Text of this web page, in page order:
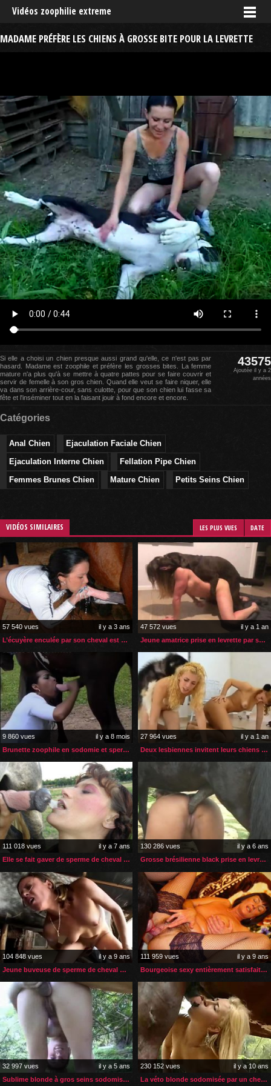
Vidéos zoophilie extreme
MADAME PRÉFÈRE LES CHIENS À GROSSE BITE POUR LA LEVRETTE
Si elle a choisi un chien presque aussi grand qu'elle, ce n'est pas par
hasard. Madame est zoophile et préfère les grosses bites. La femme
mature n'a plus qu'à se mettre à quatre pattes pour se faire couvrir et
servir de femelle à son gros chien. Quand elle veut se faire niquer, elle
va dans son arrière-cour, sans culotte, pour que son chien lui fasse sa
fête et l'inséminer tout en la faisant jouir à fond encore et encore.
43575
Ajoutée il y a 2
années
Catégories
Anal Chien
Ejaculation Faciale Chien
Ejaculation Interne Chien
Fellation Pipe Chien
Femmes Brunes Chien
Mature Chien Petits Seins Chien
VIDÉOS SIMILAIRES LES PLUS VUES DATE
57 540 vues
il y a 3 ans
L’écuyère enculée par son cheval est gourmande de sperme
47 572 vues
il y a 1 an
Jeune amatrice prise en levrette par son labrador
9 860 vues
il y a 8 mois
Brunette zoophile en sodomie et sperme de cheval
27 964 vues
il y a 1 an
Deux lesbiennes invitent leurs chiens pour pimenter le sexe
111 018 vues
il y a 7 ans
Elle se fait gaver de sperme de cheval après le sexe
130 286 vues
il y a 6 ans
Grosse brésilienne black prise en levrette par son âne
104 848 vues
il y a 9 ans
Jeune buveuse de sperme de cheval débutante
111 959 vues
il y a 9 ans
Bourgeoise sexy entièrement satisfaite par son chien
32 997 vues
il y a 5 ans
Sublime blonde à gros seins sodomisée par son cheval
230 152 vues
il y a 10 ans
La véto blonde sodomisée par un cheval